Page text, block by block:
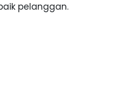
pelanggan.